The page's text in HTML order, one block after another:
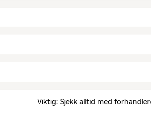
Viktig: Sjekk alltid med